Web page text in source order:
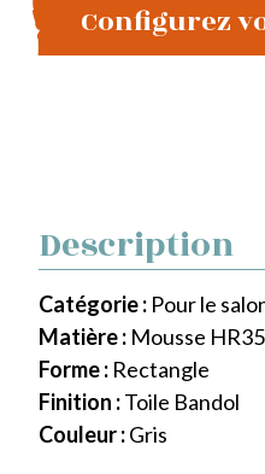
Configurez
Description
Catégorie : Pour le
Matière : Mousse HR35
Forme : Rectangle
Finition :Toile Bandol
Couleur :Gris